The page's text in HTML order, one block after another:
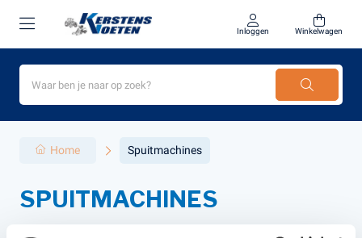
Inloggen Winkelwagen
Home Spuitmachines
SPUITMACHINES